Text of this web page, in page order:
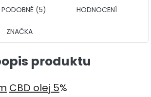
PODOBNÉ (5) HODNOCENÍ
ZNAČKA
produktu
CBD olej 5%